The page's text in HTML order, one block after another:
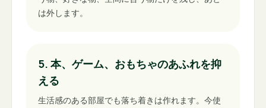
は外します。
5. 本、ゲーム、おもちゃのあふれを抑
える
生活感のある部屋でも落ち着きは作れます。今使